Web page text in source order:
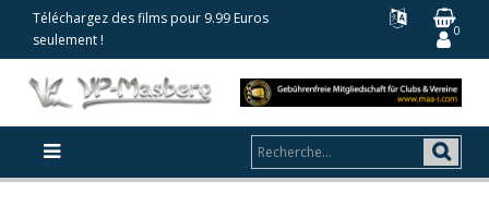
Téléchargez des films pour 9.99 Euros
seulement !
0